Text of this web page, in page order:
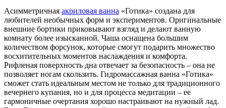
Асимметричная акриловая ванна «Готика» создана для
любителей необычных форм и экспериментов. Оригинальные
внешние бортики приковывают взгляд и делают ванную
комнату более изысканной. Чаша оснащена большим
количеством форсунок, которые смогут подарить множество
восхитительных моментов наслаждения и комфорта.
Рифленая поверхность дна отвечает за безопасность – она не
позволяет ногам скользить. Гидромассажная ванна «Готика»
сможет стать идеальным местом не только для традиционного
вечернего купания, но и для процесса медитации – ее
гармоничные очертания хорошо настраивают на нужный лад.